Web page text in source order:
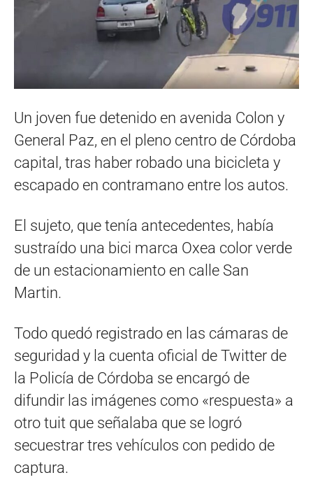
Un joven fue detenido en avenida Colon y
General Paz, en el pleno centro de Córdoba
capital, tras haber robado una bicicleta y
escapado en contramano entre los autos.
El sujeto, que tenía antecedentes, había
sustraído una bici marca Oxea color verde
de un estacionamiento en calle San
Martin.
Todo quedó registrado en las cámaras de
seguridad y la cuenta oficial de Twitter de
la Policía de Córdoba se encargó de
difundir las imágenes como «respuesta» a
otro tuit que señalaba que se logró
secuestrar tres vehículos con pedido de
captura.